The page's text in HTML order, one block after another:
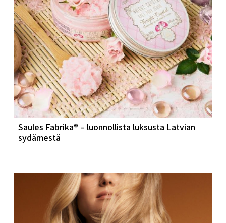
Saules Fabrika® – luonnollista luksusta Latvian
sydämestä